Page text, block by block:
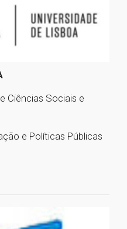
Ciências Sociais e
e Políticas Públicas